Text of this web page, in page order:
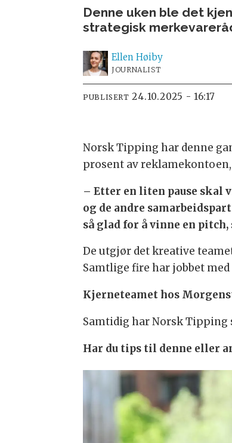
Denne uken ble det
strategisk
Ellen Høiby
JOURNALIST
PUBLISERT 24.10.2025 - 16:17
Norsk Tipping har denne
prosent av
– Etter en liten pause skal
og de andre
så glad for å vinne en
De utgjør det kreative
Samtlige fire har jobbet
Kjerneteamet hos
Samtidig har Norsk Tipping
Har du tips til denne eller